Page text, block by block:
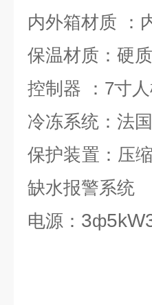
内外箱材质
：
保温材质：硬
控制器
：7寸
冷冻系统：法
保护装置：压
缺水报警系统
电源： 3ф